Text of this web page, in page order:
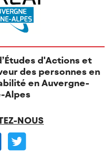
d'Actions et
des personnes en
en Auvergne-
Alpes
NOUS